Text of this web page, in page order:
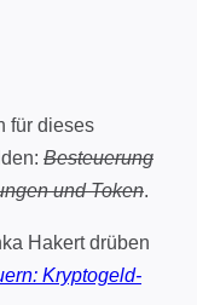
für dieses
Besteuerung
und Token.
Hakert drüben
Kryptogeld-